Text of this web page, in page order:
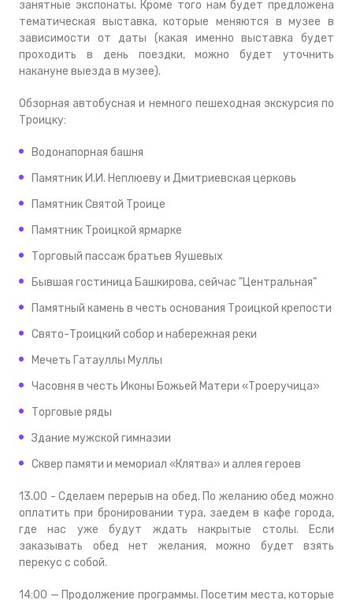
занятные экспонаты. Кроме того нам будет предложена
тематическая выставка, которые меняются в музее в
зависимости от даты (какая именно выставка будет
проходить в день поездки, можно будет уточнить
накануне выезда в музее).
Обзорная автобусная и немного пешеходная экскурсия по
Троицку:
Водонапорная башня
Памятник И.И. Неплюеву и Дмитриевская церковь
Памятник Святой Троице
Памятник Троицкой ярмарке
Торговый пассаж братьев Яушевых
Бывшая гостиница Башкирова, сейчас "Центральная"
Памятный камень в честь основания Троицкой крепости
Свято-Троицкий собор и набережная реки
Мечеть Гатауллы Муллы
Часовня в честь Иконы Божьей Матери «Троеручица»
Торговые ряды
Здание мужской гимназии
Сквер памяти и мемориал «Клятва» и аллея героев
13.00 - Сделаем перерыв на обед. По желанию обед можно
оплатить при бронировании тура, заедем в кафе города,
где нас уже будут ждать накрытые столы. Если
заказывать обед нет желания, можно будет взять
перекус с собой.
14:00 — Продолжение программы. Посетим места, которые